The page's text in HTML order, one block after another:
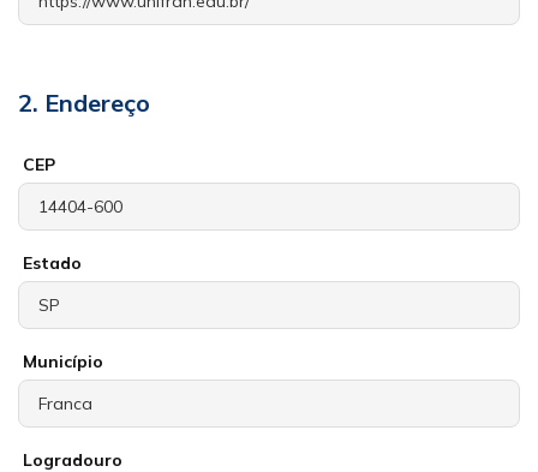
2. Endereço
CEP
Estado
Município
Logradouro